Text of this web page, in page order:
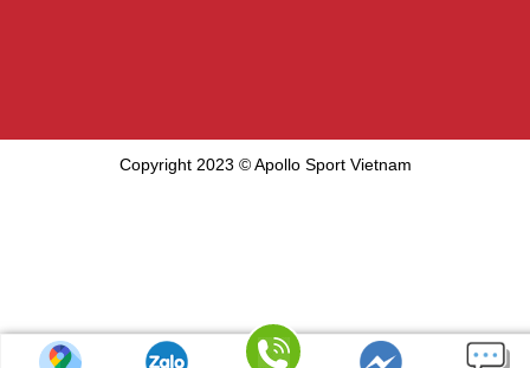
Copyright 2023 © Apollo Sport Vietnam